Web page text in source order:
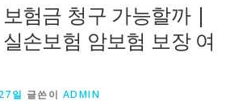
험금 청구 가능할까 |
손보험 암보험 보장 여
일 글쓴이 ADMIN